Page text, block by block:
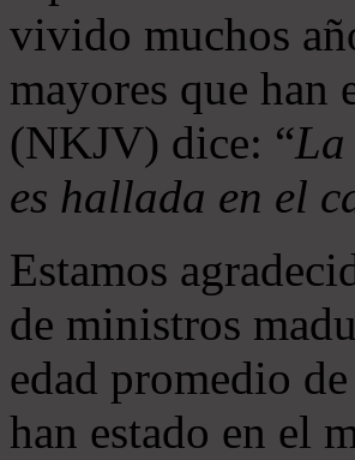
vivido muchos
mayores que han
(NKJV) dice: “
es hallada en el
Estamos
de ministros
edad promedio
han estado en el